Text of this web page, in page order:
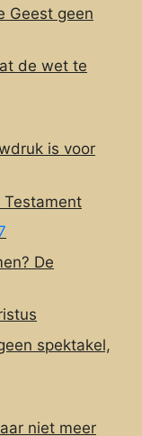
Geest geen
de wet te
is voor
Testament
De
spektakel,
niet meer